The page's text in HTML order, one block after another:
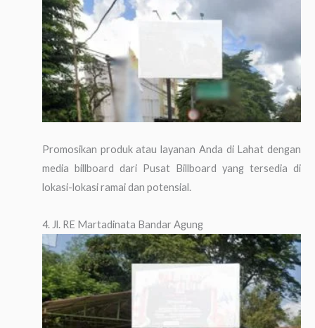
Promosikan produk atau layanan Anda di Lahat dengan
media billboard dari Pusat Billboard yang tersedia di
lokasi-lokasi ramai dan potensial.
4. Jl. RE Martadinata Bandar Agung